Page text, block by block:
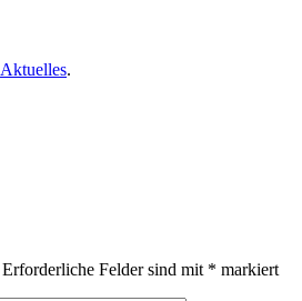
Aktuelles.
Erforderliche Felder sind mit * markiert